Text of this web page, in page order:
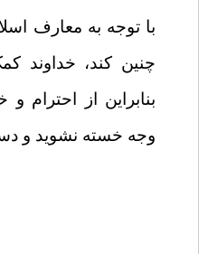
با توجه به معارف
بنابراین از احترام
وجه خسته نشوید و